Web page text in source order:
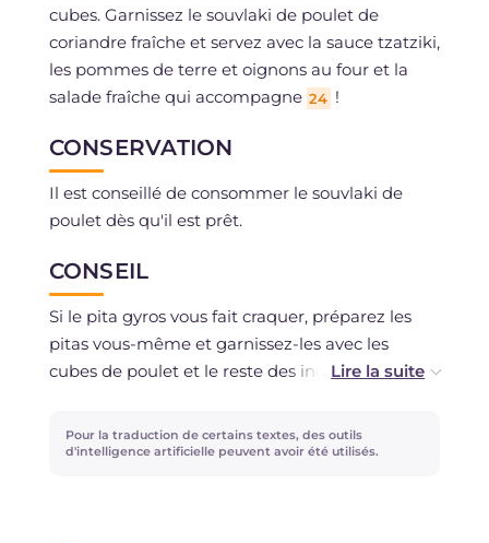
cubes. Garnissez le souvlaki de poulet de
coriandre fraîche et servez avec la sauce tzatziki,
les pommes de terre et oignons au four et la
salade fraîche qui accompagne 24 !
CONSERVATION
Il est conseillé de consommer le souvlaki de
poulet dès qu'il est prêt.
CONSEIL
Si le pita gyros vous fait craquer, préparez les
pitas vous-même et garnissez-les avec les
cubes de poulet et le reste des ingrédients.
recette des
Brochettes de poulet avec pita
variante vraiment savoureuse !
Pour la traduction de certains textes, des outils
d'intelligence artificielle peuvent avoir été utilisés.